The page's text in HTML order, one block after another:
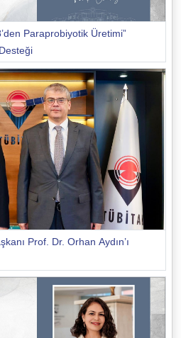
Paraprobiyotik Üretimi”
Prof. Dr. Orhan Aydın’ı